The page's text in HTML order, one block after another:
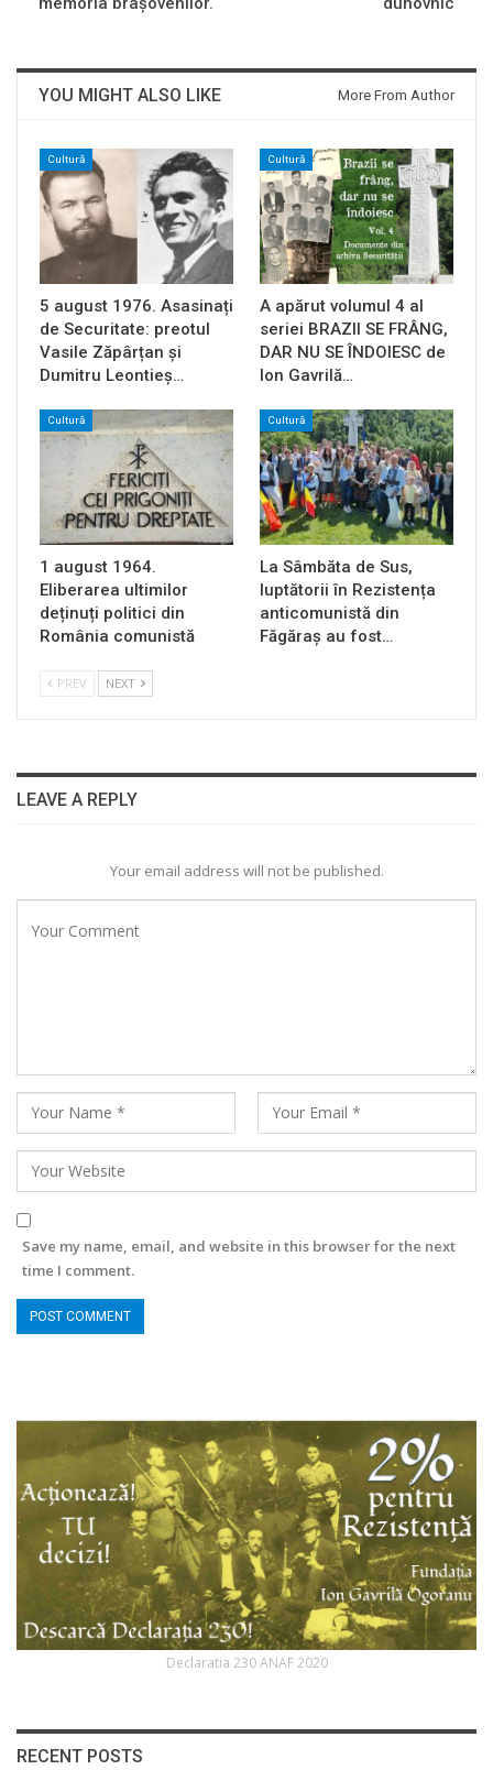
YOU MIGHT ALSO LIKE More From Author
Cultură
5 august 1976. Asasinați
de Securitate: preotul
Vasile Zăpârțan și
Dumitru Leontieș…
Cultură
A apărut volumul 4 al
seriei BRAZII SE FRÂNG,
DAR NU SE ÎNDOIESC de
Ion Gavrilă…
Cultură
1 august 1964.
Eliberarea ultimilor
deținuți politici din
România comunistă
Cultură
La Sâmbăta de Sus,
luptătorii în Rezistența
anticomunistă din
Făgăraș au fost…
PREV NEXT
LEAVE A REPLY
Your email address will not be published.
Save my name, email, and website in this browser for the next
time I comment.
Declaratia 230 ANAF 2020
RECENT POSTS